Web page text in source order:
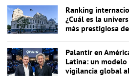
Ranking
¿Cuál es la
más prestigiosa
Palantir en
Latina: un modelo
vigilancia global